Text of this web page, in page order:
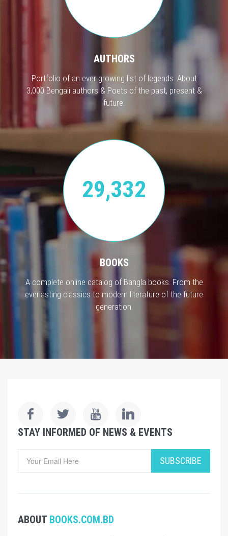
AUTHORS
Portfolio of an ever growing list of legends. About
3,000 Bengali authors & Poets of the past, present &
future.
29,332
BOOKS
A complete online catalog of Bangla books. From the
everlasting classics to modern literature of the future
generation.
STAY INFORMED OF NEWS & EVENTS
SUBSCRIBE
ABOUT BOOKS.COM.BD